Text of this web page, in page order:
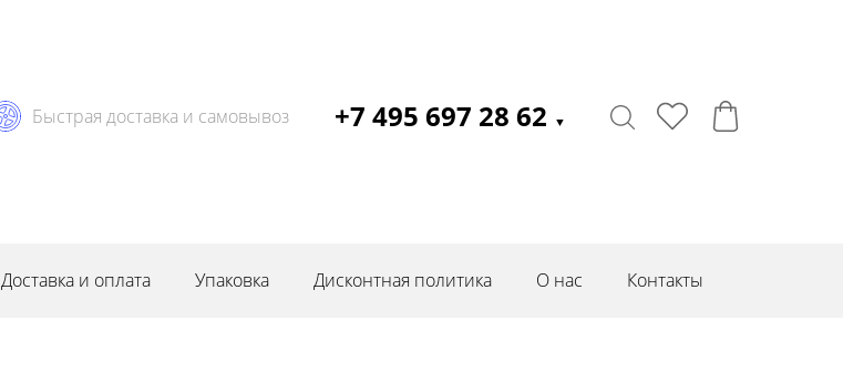
Быстрая доставка и самовывоз +7 495 697 28 62 ▼
Доставка и оплата Упаковка Дисконтная политика О нас Контакты